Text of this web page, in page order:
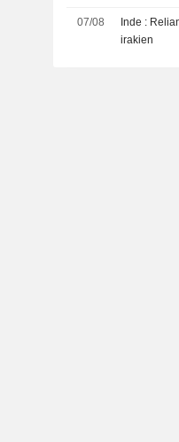
07/08
Inde :
irakien